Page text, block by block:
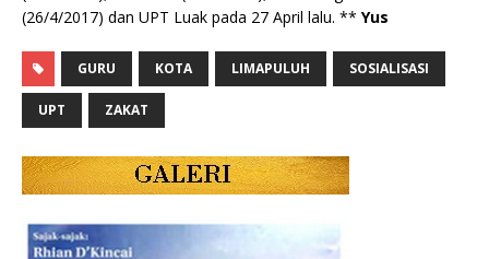
(26/4/2017) dan UPT Luak pada 27 April lalu. ** Yus
GURU KOTA LIMAPULUH SOSIALISASI
UPT ZAKAT